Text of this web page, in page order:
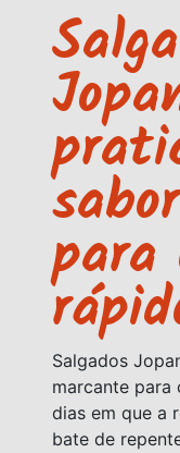
para
Salgados
marcante para
dias em que a
bate de